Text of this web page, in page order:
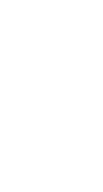
网站信息供学习交流使